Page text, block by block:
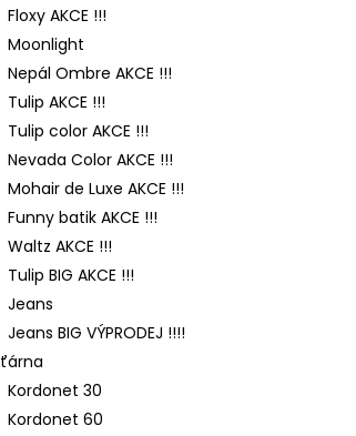
Floxy AKCE !!!
Moonlight
Nepál Ombre AKCE !!!
Tulip AKCE !!!
Tulip color AKCE !!!
Nevada Color AKCE !!!
Mohair de Luxe AKCE !!!
Funny batik AKCE !!!
Waltz AKCE !!!
Tulip BIG AKCE !!!
Jeans
Jeans BIG VÝPRODEJ !!!!
Kordonet 30
Kordonet 60